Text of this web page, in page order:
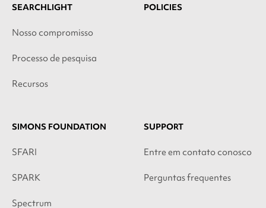
SEARCHLIGHT
Nosso compromisso
Processo de pesquisa
Recursos
POLICIES
SIMONS FOUNDATION
SFARI
SPARK
Spectrum
SUPPORT
Entre em contato conosco
Perguntas frequentes